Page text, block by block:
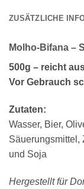
ZUSÄTZLICHE
Molho-Bifana –
500g – reicht
Vor Gebrauch
Zutaten:
Wasser, Bier,
Säuerungsmittel,
und Soja
Hergestellt für